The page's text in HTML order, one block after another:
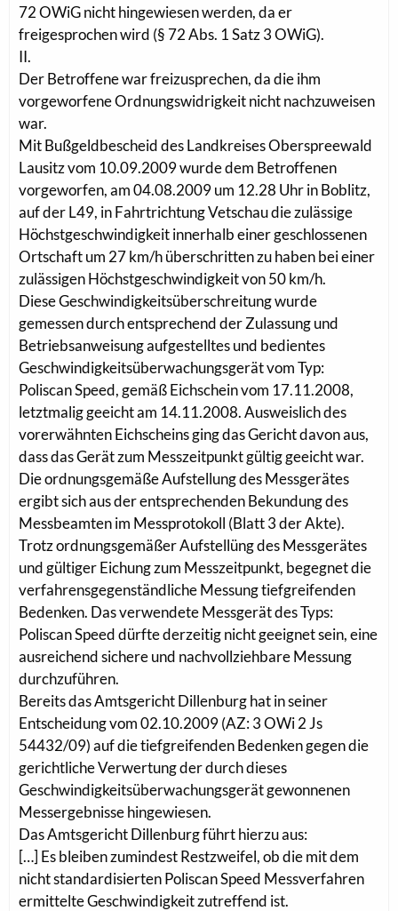
72 OWiG nicht hingewiesen werden, da er
freigesprochen wird (§ 72 Abs. 1 Satz 3 OWiG).
II.
Der Betroffene war freizusprechen, da die ihm
vorgeworfene Ordnungswidrigkeit nicht nachzuweisen
war.
Mit Bußgeldbescheid des Landkreises Oberspreewald
Lausitz vom 10.09.2009 wurde dem Betroffenen
vorgeworfen, am 04.08.2009 um 12.28 Uhr in Boblitz,
auf der L49, in Fahrtrichtung Vetschau die zulässige
Höchstgeschwindigkeit innerhalb einer geschlossenen
Ortschaft um 27 km/h überschritten zu haben bei einer
zulässigen Höchstgeschwindigkeit von 50 km/h.
Diese Geschwindigkeitsüberschreitung wurde
gemessen durch entsprechend der Zulassung und
Betriebsanweisung aufgestelltes und bedientes
Geschwindigkeitsüberwachungsgerät vom Typ:
Poliscan Speed, gemäß Eichschein vom 17.11.2008,
letztmalig geeicht am 14.11.2008. Ausweislich des
vorerwähnten Eichscheins ging das Gericht davon aus,
dass das Gerät zum Messzeitpunkt gültig geeicht war.
Die ordnungsgemäße Aufstellung des Messgerätes
ergibt sich aus der entsprechenden Bekundung des
Messbeamten im Messprotokoll (Blatt 3 der Akte).
Trotz ordnungsgemäßer Aufstellüng des Messgerätes
und gültiger Eichung zum Messzeitpunkt, begegnet die
verfahrensgegenständliche Messung tiefgreifenden
Bedenken. Das verwendete Messgerät des Typs:
Poliscan Speed dürfte derzeitig nicht geeignet sein, eine
ausreichend sichere und nachvollziehbare Messung
durchzuführen.
Bereits das Amtsgericht Dillenburg hat in seiner
Entscheidung vom 02.10.2009 (AZ: 3 OWi 2 Js
54432/09) auf die tiefgreifenden Bedenken gegen die
gerichtliche Verwertung der durch dieses
Geschwindigkeitsüberwachungsgerät gewonnenen
Messergebnisse hingewiesen.
Das Amtsgericht Dillenburg führt hierzu aus:
[…] Es bleiben zumindest Restzweifel, ob die mit dem
nicht standardisierten Poliscan Speed Messverfahren
ermittelte Geschwindigkeit zutreffend ist.